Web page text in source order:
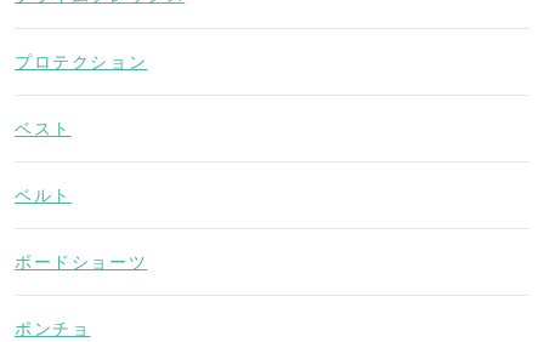
プロテクション
ベスト
ベルト
ボードショーツ
ポンチョ